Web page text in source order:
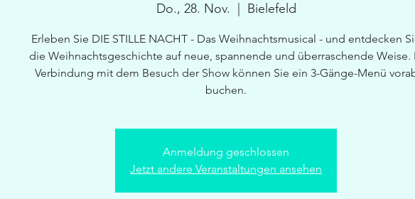
Do., 28. Nov. Bielefeld
Erleben Sie DIE STILLE NACHT - Das Weihnachtsmusical - und entdecken
die Weihnachtsgeschichte auf neue, spannende und überraschende Weise.​
Verbindung mit dem Besuch der Show können Sie ein 3-Gänge-Menü
buchen.
Anmeldung geschlossen
Jetzt andere Veranstaltungen ansehen